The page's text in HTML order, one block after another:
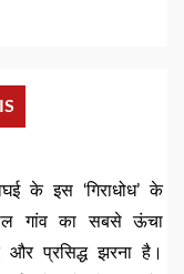
के इस ‘गिराधोध’ के
गांव का सबसे ऊंचा
और प्रसिद्ध झरना है।